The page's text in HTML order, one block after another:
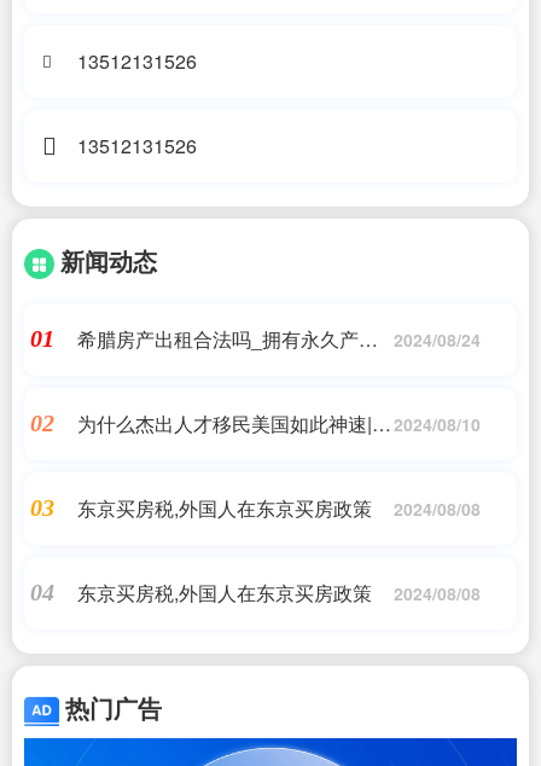
13512131526
13512131526
新闻动态
01
希腊房产出租合法吗_拥有永久产权
2024/08/24
02
为什么杰出人才移民美国如此神速|中 2024/08/10
03 东京买房税,外国人在东京买房政策 2024/08/08
04 东京买房税,外国人在东京买房政策 2024/08/08
热门广告